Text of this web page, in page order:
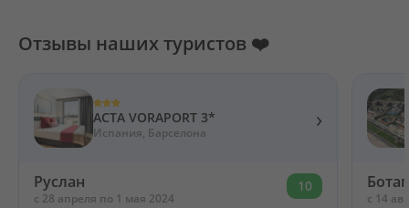
Отзывы наших туристов ❤️
ACTA VORAPORT 3*
Испания, Барселона ›
Руслан
c 28 апреля по 1 мая 2024
10
c 14